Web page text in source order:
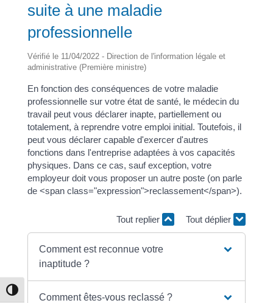
Passer en contraste élevé
suite à une maladie
professionnelle
Vérifié le 11/04/2022 - Direction de l'information légale et
administrative (Première ministre)
En fonction des conséquences de votre maladie
professionnelle sur votre état de santé, le médecin du
travail peut vous déclarer inapte, partiellement ou
totalement, à reprendre votre emploi initial. Toutefois, il
peut vous déclarer capable d'exercer d'autres
fonctions dans l'entreprise adaptées à vos capacités
physiques. Dans ce cas, sauf exception, votre
employeur doit vous proposer un autre poste (on parle
de <span class="expression">reclassement</span>).
Tout replier Tout déplier
Comment est reconnue votre
inaptitude ?
Comment êtes-vous reclassé ?